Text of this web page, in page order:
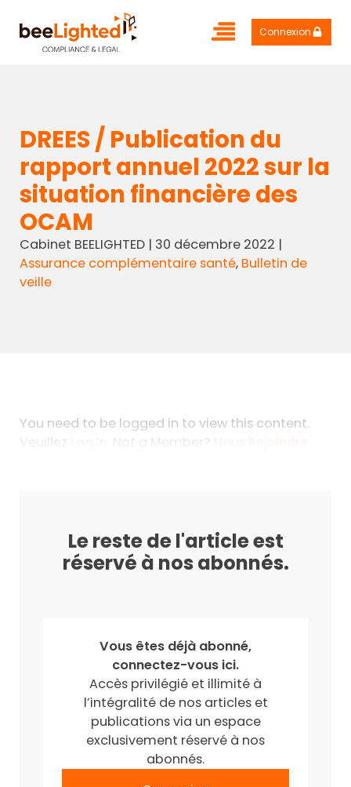
Connexion
DREES / Publication du
rapport annuel 2022 sur la
situation financière des
OCAM
Cabinet BEELIGHTED| 30 décembre 2022 |
Assurance complémentaire santé, Bulletin de
veille
You need to be logged in to view this content.
Veuillez
. Not a Member?
Le reste de l'article est
réservé à nos abonnés.
Vous êtes déjà abonné,
connectez-vous ici.
Accès privilégié et illimité à
l’intégralité de nos articles et
publications via un espace
exclusivement réservé à nos
abonnés.